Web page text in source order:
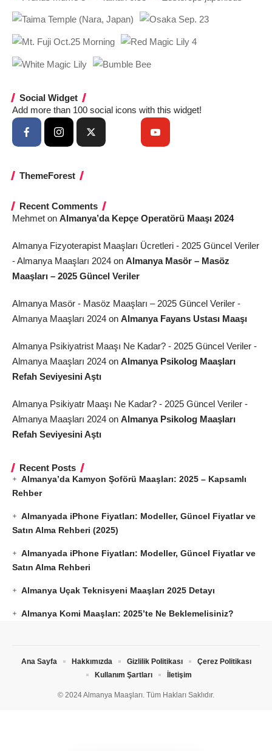
Social Widget
Add more than 100 social icons with this widget!
ThemeForest
Recent Comments
Mehmet on Almanya’da Kepçe Operatörü Maaşı 2024
Almanya Fizyoterapist Maaşları Ücretleri - 2025 Güncel Veriler
- Almanya Maaşları 2024 on Almanya Masör – Masöz
Maaşları – 2025 Güncel Veriler
Almanya Masör - Masöz Maaşları – 2025 Güncel Veriler -
Almanya Maaşları 2024 on Almanya Fayans Ustası Maaşı
Almanya Psikiyatrist Maaşı Ne Kadar? - 2025 Güncel Veriler -
Almanya Maaşları 2024 on Almanya Psikolog Maaşları
Refah Seviyesini Aştı
Almanya Psikiyatr Maaşı Ne Kadar? - 2025 Güncel Veriler -
Almanya Maaşları 2024 on Almanya Psikolog Maaşları
Refah Seviyesini Aştı
Recent Posts
Almanya’da Kamyon Şoförü Maaşları: 2025 – Kapsamlı
Rehber
Almanyada iPhone Fiyatları: Modeller, Güncel Fiyatlar ve
Satın Alma Rehberi (2025)
Almanyada iPhone Fiyatları: Modeller, Güncel Fiyatlar ve
Satın Alma Rehberi
Almanya Uçak Teknisyeni Maaşları 2025 Detayı
Almanya Komi Maaşları: 2025’te Ne Beklemelisiniz?
© 2024 Almanya Maaşları. Tüm Hakları Saklıdır.
Ana Sayfa Hakkımızda Gizlilik Politikası
Çerez Politikası
Kullanım Şartları
İletişim